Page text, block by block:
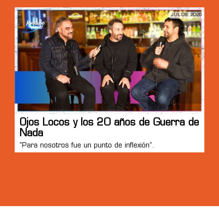
JUL 08, 2026
Ojos Locos y los 20 años de Guerra de
Nada
“Para nosotros fue un punto de inflexión”.